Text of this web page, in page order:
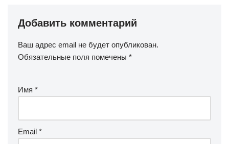
Добавить комментарий
Ваш адрес email не будет опубликован.
Обязательные поля помечены *
Имя *
Email *